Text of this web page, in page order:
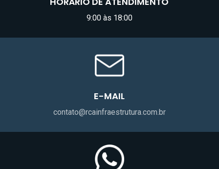
9:00 às 18:00
E-MAIL
contato@rcainfraestrutura.com.br